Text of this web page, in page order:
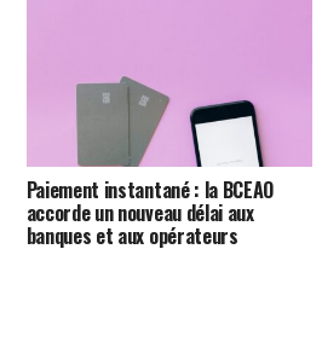
Paiement instantané : la BCEAO
accorde un nouveau délai aux
banques et aux opérateurs